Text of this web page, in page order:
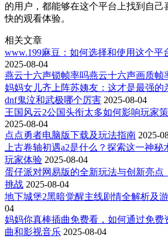
的用户，都能够在这个平台上找到自己
快的观看体验。
相关文章
www.199麻豆：如何选择和使用这个平
2025-08-04
燕云十六声锁帧率吗燕云十六声画质帧
妈妈女儿齐上阵苏姨友：这才是最强的
dnf鬼泣和武极哪个厉害 2025-08-04
王国风云2公国头衔太多如何影响玩家
2025-08-04
点点勇者电脑版下载及玩法指南 2025-
上古卷轴初遇a2是什么？探索这一神
玩家体验 2025-08-04
蛋仔派对网易版的全新玩法与创新亮点
挑战 2025-08-04
地下城堡2黑暗觉醒主线剧情全解析及
04
妈妈你真棒插曲免费看，如何通过免费
曲和影视音乐 2025-08-04